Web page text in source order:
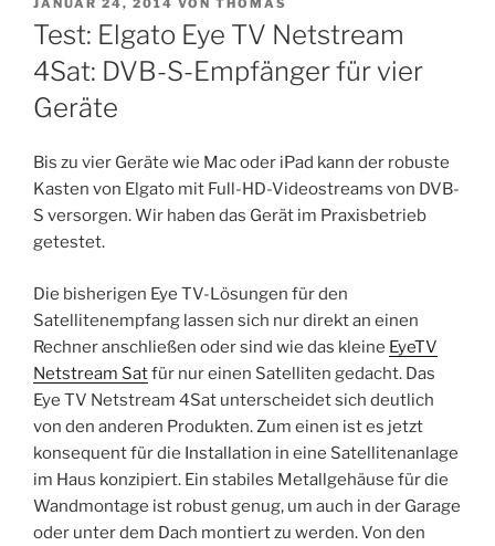
AM
JANUAR 24, 2014 VON THOMAS
Test: Elgato Eye TV Netstream
4Sat: DVB-S-Empfänger für vier
Geräte
Bis zu vier Geräte wie Mac oder iPad kann der robuste
Kasten von Elgato mit Full-HD-Videostreams von DVB-
S versorgen. Wir haben das Gerät im Praxisbetrieb
getestet.
Die bisherigen Eye TV-Lösungen für den
Satellitenempfang lassen sich nur direkt an einen
Rechner anschließen oder sind wie das kleine EyeTV
Netstream Satfür nur einen Satelliten gedacht. Das
Eye TV Netstream 4Sat unterscheidet sich deutlich
von den anderen Produkten. Zum einen ist es jetzt
konsequent für die Installation in eine Satellitenanlage
im Haus konzipiert. Ein stabiles Metallgehäuse für die
Wandmontage ist robust genug, um auch in der Garage
oder unter dem Dach montiert zu werden. Von den